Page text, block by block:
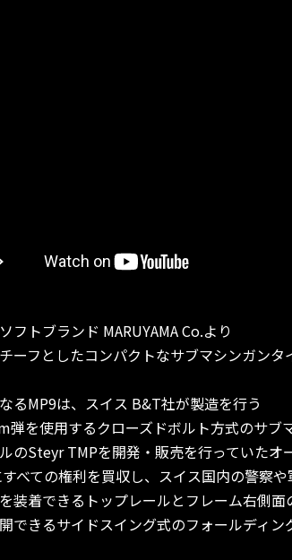
フトブランド MARUYAMA Co.より
ーフとしたコンパクトなサブマシンガンタ
るMP9は、スイス B&T社が製造を行う
を使用するクローズドボルト方式のサブ
のSteyr TMPを開発・販売を行っていたオ
べての権利を買収し、スイス国内の警察や
装着できるトップレールとフレーム右側面
できるサイドスイング式のフォールディ